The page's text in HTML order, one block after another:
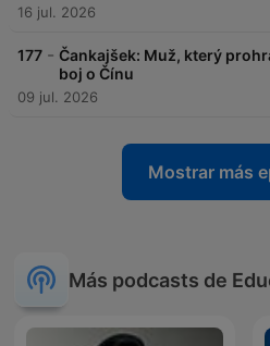
16 jul. 2026
177 - Čankajšek: Muž, který
boj o Čínu
09 jul. 2026
Mostrar más
Más podcasts de